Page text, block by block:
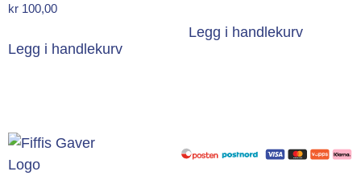
kr 100,00
Legg i handlekurv
Legg i handlekurv